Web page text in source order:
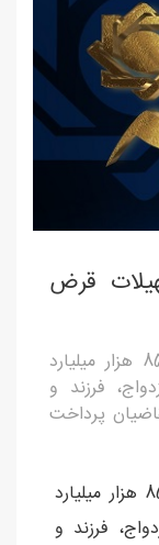
قرض
از ابتدای سال جاری تاکنون بیش از 85 هزار میلیارد
فرزند و
پرداخت
از ابتدای سال جاری تاکنون بیش از 85 هزار میلیارد
فرزند و